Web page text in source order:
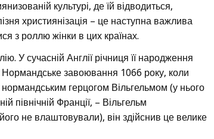
культурі, де їй відводиться,
християнізація – це наступна важлива
з роллю жінки в цих країнах.
У сучасній Англії річниця її народження
Нормандське завоювання 1066 року, коли
герцогом Вільгельмом (у нього
північній Франції, – Вільгельм
не влаштовували), він здійснив це велике